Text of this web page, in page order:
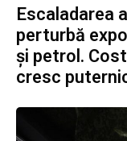
Escaladarea
perturbă
și petrol.
cresc